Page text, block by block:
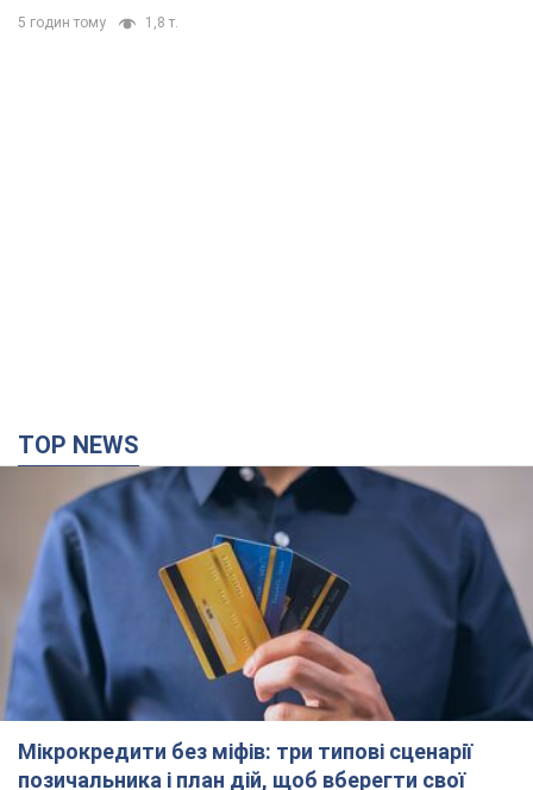
5 годин тому 1,8 т.
TOP NEWS
Мікрокредити без міфів: три типові сценарії
позичальника і план дій, щоб вберегти свої